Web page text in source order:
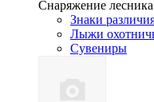
Снаряжение лесника
Знаки
Лыжи
Сувениры